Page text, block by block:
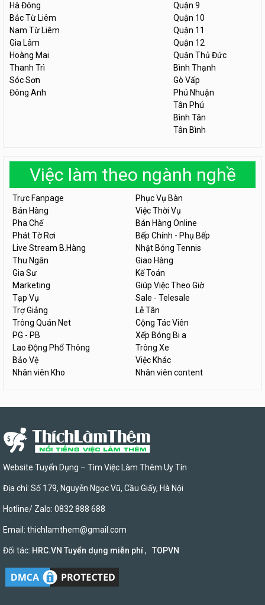
Hà Đông
Bắc Từ Liêm
Nam Từ Liêm
Gia Lâm
Hoàng Mai
Thanh Trì
Sóc Sơn
Đông Anh
Quận 9
Quận 10
Quận 11
Quận 12
Quận Thủ Đức
Bình Thạnh
Gò Vấp
Phú Nhuận
Tân Phú
Bình Tân
Tân Bình
Việc làm theo ngành nghề
Trực Fanpage
Phục Vụ Bàn
Bán Hàng
Việc Thời Vụ
Pha Chế
Bán Hàng Online
Phát Tờ Rơi
Bếp Chính - Phụ Bếp
Live Stream B.Hàng
Nhặt Bóng Tennis
Thu Ngân
Giao Hàng
Gia Sư
Kế Toán
Marketing
Giúp Việc Theo Giờ
Tạp Vụ
Sale - Telesale
Trợ Giảng
Lễ Tân
Trông Quán Net
Cộng Tác Viên
PG - PB
Xếp Bóng Bi a
Lao Động Phổ Thông
Trông Xe
Bảo Vệ
Việc Khác
Nhân viên Kho
Nhân viên content
Website Tuyển Dụng – Tìm Việc Làm Thêm Uy Tín
Địa chỉ: Số 179, Nguyễn Ngọc Vũ, Cầu Giấy, Hà Nội
Hotline/ Zalo: 0832 888 688
Email: thichlamthem@gmail.com
Đối tác: HRC.VN Tuyển dụng miễn phí, TOPVN